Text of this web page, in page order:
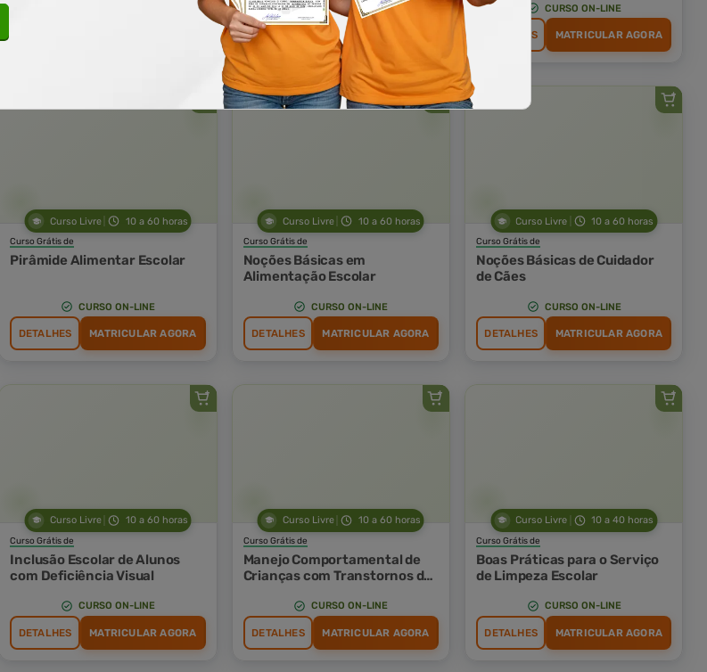
CURSO ON-LINE
DETALHES MATRICULAR AGORA
CURSO ON-LINE
DETALHES MATRICULAR AGORA
Curso Livre 10 a 60 horas
Curso Grátis de
Pirâmide Alimentar Escolar
CURSO ON-LINE
DETALHES MATRICULAR AGORA
Curso Livre 10 a 60 horas
Curso Grátis de
Noções Básicas em
Alimentação Escolar
CURSO ON-LINE
DETALHES MATRICULAR AGORA
Curso Livre 10 a 60 horas
Curso Grátis de
Noções Básicas de Cuidador
de Cães
CURSO ON-LINE
DETALHES MATRICULAR AGORA
Curso Livre 10 a 60 horas
Curso Grátis de
Inclusão Escolar de Alunos
com Deficiência Visual
CURSO ON-LINE
DETALHES MATRICULAR AGORA
Curso Livre 10 a 60 horas
Curso Grátis de
Manejo Comportamental de
Crianças com Transtornos do
Condição Escolar
CURSO ON-LINE
DETALHES MATRICULAR AGORA
Curso Livre 10 a 40 horas
Curso Grátis de
Boas Práticas para o Serviço
de Limpeza Escolar
CURSO ON-LINE
DETALHES MATRICULAR AGORA